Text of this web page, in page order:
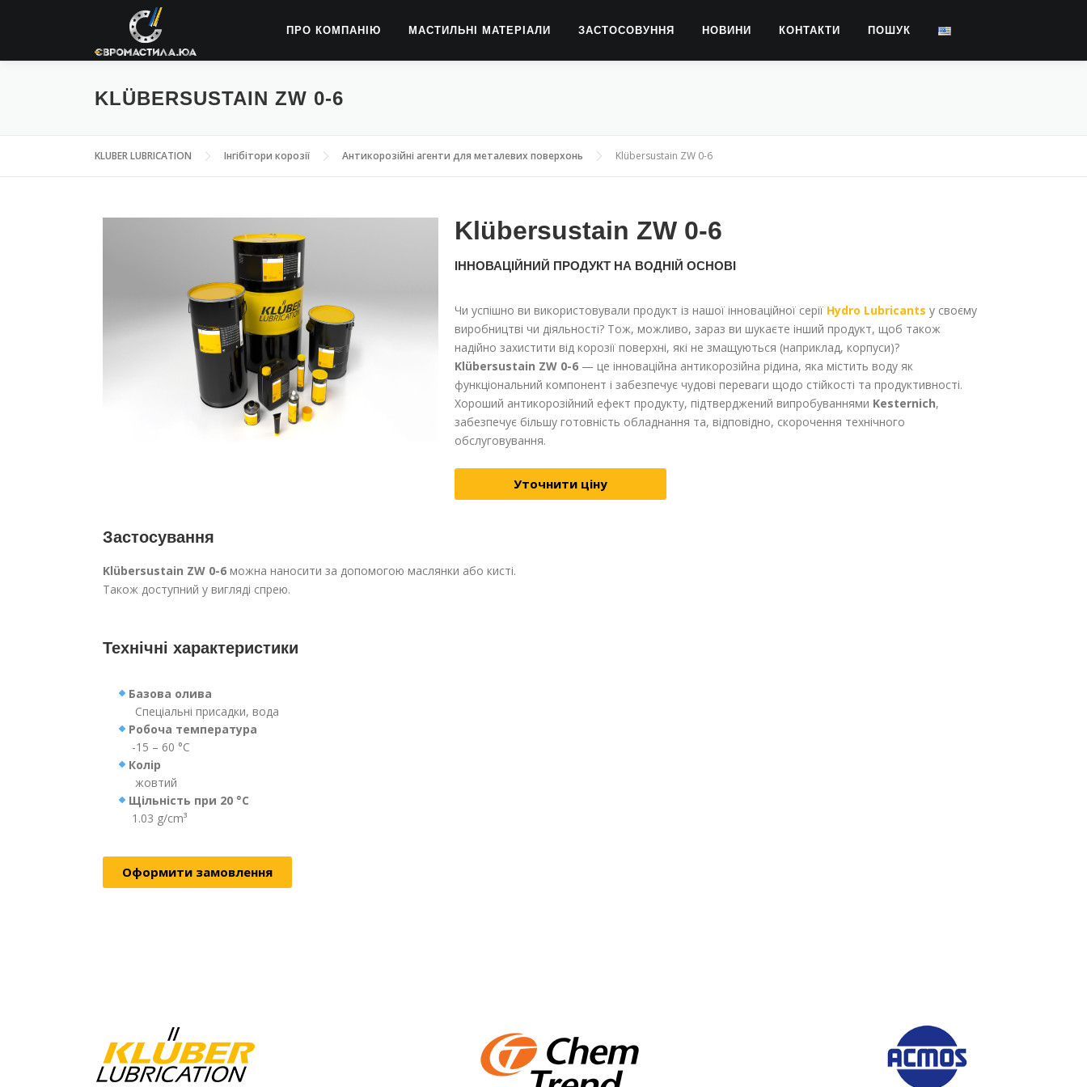
ПРО КОМПАНІЮ МАСТИЛЬНІ МАТЕРІАЛИ ЗАСТОСОВУННЯ НОВИНИ КОНТАКТИ ПОШУК
KLÜBERSUSTAIN ZW 0-6
KLUBER LUBRICATION Інгібітори корозії Антикорозійні агенти для металевих поверхонь Klübersustain ZW 0-6
Klübersustain ZW 0-6
ІННОВАЦІЙНИЙ ПРОДУКТ НА ВОДНІЙ ОСНОВІ
Чи успішно ви використовували продукт із нашої інноваційної серії Hydro Lubricants у своєму
виробництві чи діяльності? Тож, можливо, зараз ви шукаєте інший продукт, щоб також
надійно захистити від корозії поверхні, які не змащуються (наприклад, корпуси)?
Klübersustain ZW 0-6— це інноваційна антикорозійна рідина, яка містить воду як
функціональний компонент і забезпечує чудові переваги щодо стійкості та продуктивності.
Хороший антикорозійний ефект продукту, підтверджений випробуваннями Kesternich,
забезпечує більшу готовність обладнання та, відповідно, скорочення технічного
обслуговування.
Уточнити ціну
Застосування
Klübersustain ZW 0-6 можна наносити за допомогою маслянки або кисті.
Також доступний у вигляді спрею.
Технічні характеристики
Базова олива
Спеціальні присадки, вода
Робоча температура
-15 – 60 °C
Колір
жовтий
Щільність при 20 °C
1.03 g/cm³
Оформити замовлення